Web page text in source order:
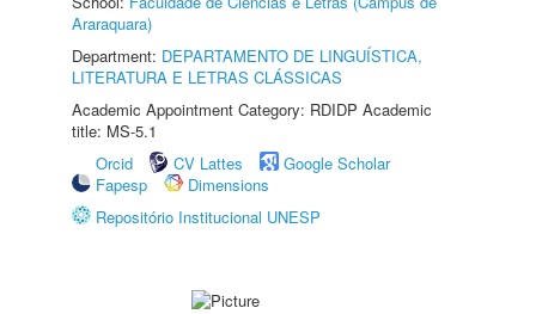
Araraquara)
Department: DEPARTAMENTO DE LINGUÍSTICA,
LITERATURA E LETRAS CLÁSSICAS
Academic Appointment Category: RDIDP Academic
title: MS-5.1
Orcid
CV Lattes
Google Scholar
Fapesp
Dimensions
Repositório Institucional UNESP